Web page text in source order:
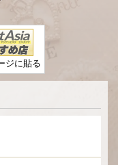
ジに貼る